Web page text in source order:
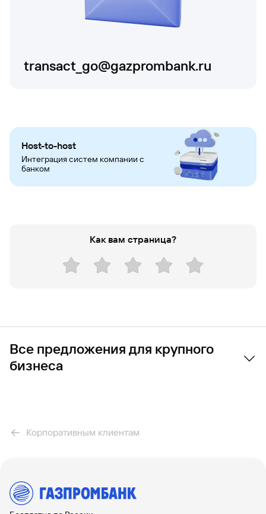
transact_go@gazprombank.ru
Host-to-host
Интеграция систем компании с
банком
Как вам страница?
Все предложения для крупного
бизнеса
Расчетно-кассовое обслуживание
Бизнес-карты
Интернет-эквайринг
Корпоративным клиентам